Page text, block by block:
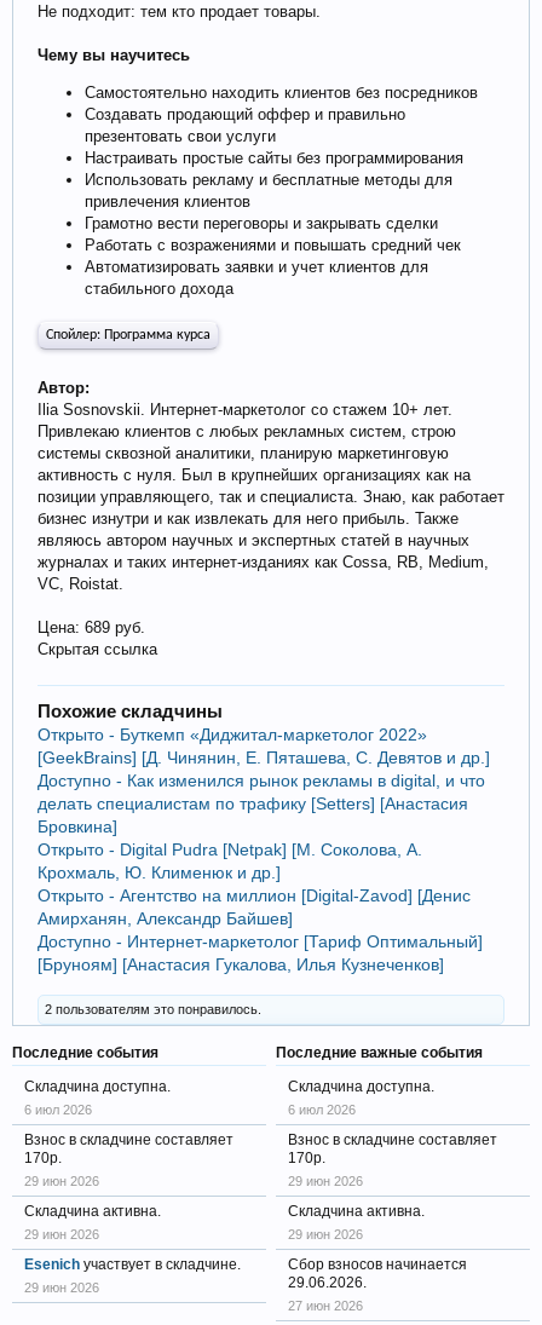
Не подходит: тем кто продает товары.
Чему вы научитесь
Самостоятельно находить клиентов без посредников
Создавать продающий оффер и правильно
презентовать свои услуги
Настраивать простые сайты без программирования
Использовать рекламу и бесплатные методы для
привлечения клиентов
Грамотно вести переговоры и закрывать сделки
Работать с возражениями и повышать средний чек
Автоматизировать заявки и учет клиентов для
стабильного дохода
Спойлер: Программа курса
Автор:
Ilia Sosnovskii. Интернет-маркетолог со стажем 10+ лет.
Привлекаю клиентов с любых рекламных систем, строю
системы сквозной аналитики, планирую маркетинговую
активность с нуля. Был в крупнейших организациях как на
позиции управляющего, так и специалиста. Знаю, как работает
бизнес изнутри и как извлекать для него прибыль. Также
являюсь автором научных и экспертных статей в научных
журналах и таких интернет-изданиях как Cossa, RB, Medium,
VC, Roistat.
Цена: 689 руб.
Скрытая ссылка
Похожие складчины
Открыто - Буткемп «Диджитал-маркетолог 2022»
[GeekBrains] [Д. Чинянин, Е. Пяташева, С. Девятов и др.]
Доступно - Как изменился рынок рекламы в digital, и что
делать специалистам по трафику [Setters] [Анастасия
Бровкина]
Открыто - Digital Pudra [Netpak] [М. Соколова, А.
Крохмаль, Ю. Клименюк и др.]
Открыто - Агентство на миллион [Digital-Zavod] [Денис
Амирханян, Александр Байшев]
Доступно - Интернет-маркетолог [Тариф Оптимальный]
[Бруноям] [Анастасия Гукалова, Илья Кузнеченков]
2 пользователям это понравилось.
Последние события
Складчина доступна.
6 июл 2026
Взнос в складчине составляет
170р.
29 июн 2026
Складчина активна.
29 июн 2026
Esenich участвует в складчине.
29 июн 2026
Последние важные события
Складчина доступна.
6 июл 2026
Взнос в складчине составляет
170р.
29 июн 2026
Складчина активна.
29 июн 2026
Сбор взносов начинается
29.06.2026.
27 июн 2026